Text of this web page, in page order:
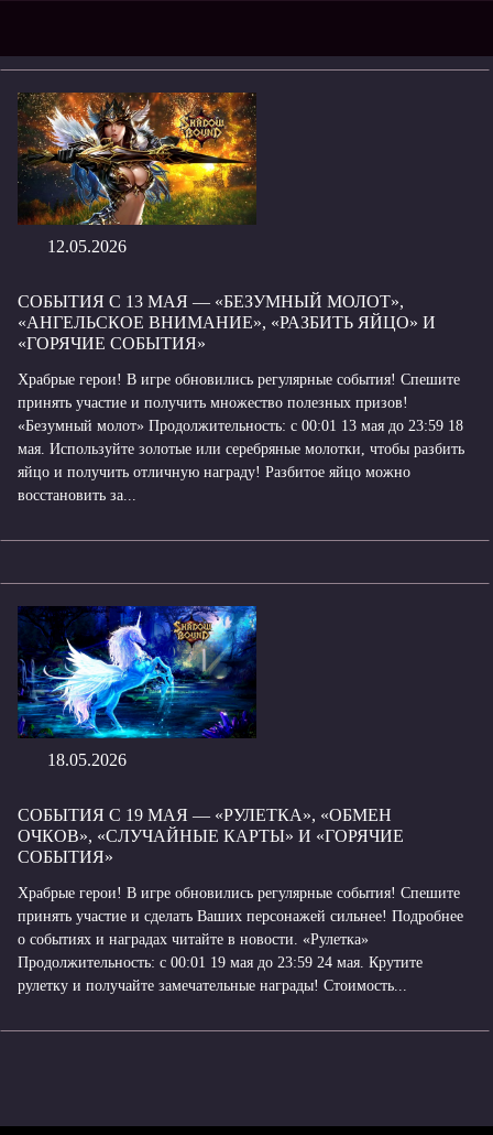
12.05.2026
СОБЫТИЯ С 13 МАЯ — «БЕЗУМНЫЙ МОЛОТ»,
«АНГЕЛЬСКОЕ ВНИМАНИЕ», «РАЗБИТЬ ЯЙЦО» И
«ГОРЯЧИЕ СОБЫТИЯ»
Храбрые герои! В игре обновились регулярные события! Спешите
принять участие и получить множество полезных призов!
«Безумный молот» Продолжительность: с 00:01 13 мая до 23:59 18
мая. Используйте золотые или серебряные молотки, чтобы разбить
яйцо и получить отличную награду! Разбитое яйцо можно
восстановить за...
18.05.2026
СОБЫТИЯ С 19 МАЯ — «РУЛЕТКА», «ОБМЕН
ОЧКОВ», «СЛУЧАЙНЫЕ КАРТЫ» И «ГОРЯЧИЕ
СОБЫТИЯ»
Храбрые герои! В игре обновились регулярные события! Спешите
принять участие и сделать Ваших персонажей сильнее! Подробнее
о событиях и наградах читайте в новости. «Рулетка»
Продолжительность: с 00:01 19 мая до 23:59 24 мая. Крутите
рулетку и получайте замечательные награды! Стоимость...